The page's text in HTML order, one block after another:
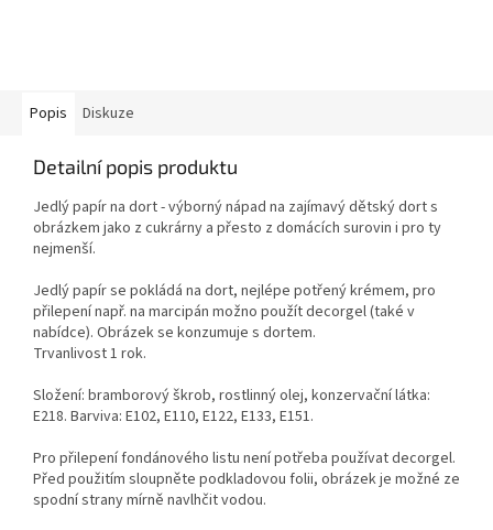
Popis Diskuze
Detailní popis produktu
Jedlý papír na dort - výborný nápad na zajímavý dětský dort s
obrázkem jako z cukrárny a přesto z domácích surovin i pro ty
nejmenší.
Jedlý papír se pokládá na dort, nejlépe potřený krémem, pro
přilepení např. na marcipán možno použít decorgel (také v
nabídce). Obrázek se konzumuje s dortem.
Trvanlivost 1 rok.
Složení: bramborový škrob, rostlinný olej, konzervační látka:
E218. Barviva: E102, E110, E122, E133, E151.
Pro přilepení fondánového listu není potřeba používat decorgel.
Před použitím sloupněte podkladovou folii, obrázek je možné ze
spodní strany mírně navlhčit vodou.